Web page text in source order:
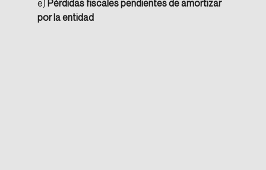
e) Pérdidas fiscales pendientes de amortizar
por la entidad